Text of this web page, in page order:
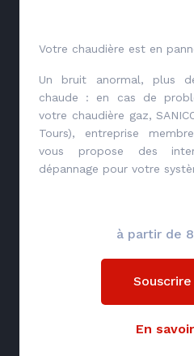
Votre chaudière est en
Un bruit anormal, plus
chaude : en cas de
votre chaudière gaz,
Tours), entreprise
vous propose des
dépannage pour votre
à partir de
Souscrire
En